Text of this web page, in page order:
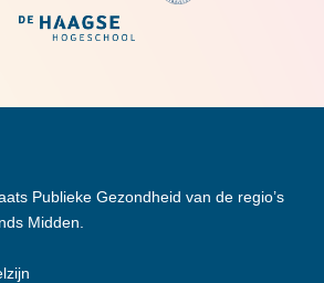
Publieke Gezondheid van de regio’s
Midden.